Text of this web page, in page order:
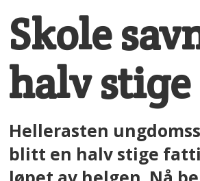
Skole
halv stige
Hellerasten
blitt en halv stige